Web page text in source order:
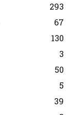
293
67
130
3
50
5
39